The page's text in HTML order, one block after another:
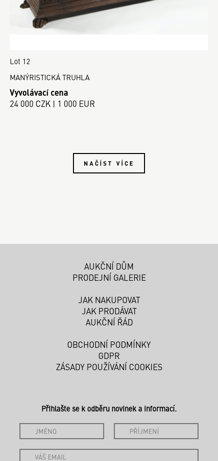
Lot 12
MANÝRISTICKÁ TRUHLA
Vyvolávací cena
24 000 CZK | 1 000 EUR
NAČÍST VÍCE
AUKČNÍ DŮM
PRODEJNÍ GALERIE
JAK NAKUPOVAT
JAK PRODÁVAT
AUKČNÍ ŘÁD
OBCHODNÍ PODMÍNKY
GDPR
ZÁSADY POUŽÍVÁNÍ COOKIES
Přihlašte se k odběru novinek a informací.